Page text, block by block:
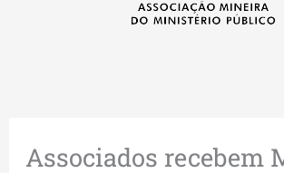
Associados recebem